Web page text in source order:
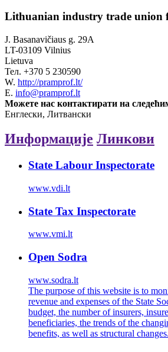
Lithuanian industry trade union
J. Basanavičiaus g. 29A
LT-03109 Vilnius
Lietuva
Тел. +370 5 230590
W. http://pramprof.lt/
E. info@pramprof.lt
Можете нас контактирати на
Енглески, Литвански
Информације Линкови
State Labour Inspectorate
www.vdi.lt
State Tax Inspectorate
www.vmi.lt
Open Sodra
www.sodra.lt
The purpose of this website is to
revenue and expenses of the State
budget, the number of insurers,
beneficiaries, the trends of the
benefits, as well as structural changes.